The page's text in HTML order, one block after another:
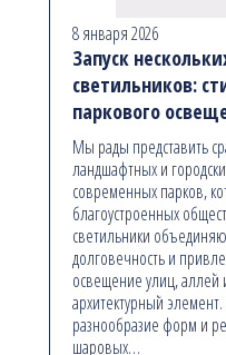
8 января 2026
Запуск
светильников:
паркового
Мы рады представить
ландшафтных и
современных парков,
благоустроенных
светильники
долговечность и
освещение улиц, аллей
архитектурный
разнообразие форм и
шаровых…